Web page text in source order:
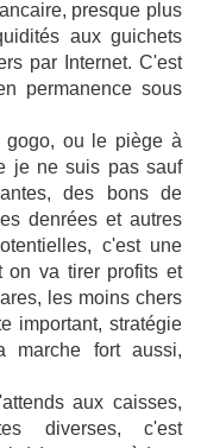
presque plus
aux guichets
par Internet. C'est
permanence sous
ou le piège à
je ne suis pas sauf
des bons de
denrées et autres
c'est une
on va tirer profits et
les moins chers
important, stratégie
marche fort aussi,
aux caisses,
diverses, c'est